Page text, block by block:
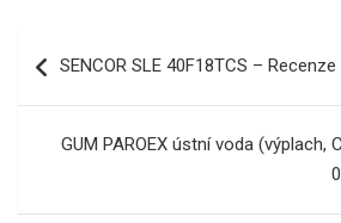
proSENCOR SLE 40F18TCS – Recenze
GUM PAROEX ústní voda (výplach,